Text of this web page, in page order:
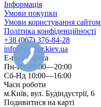
Інформація
Умови покупки
Умови користування сайтом
Політика конфіденційності
+38 (067) 376-84-28
info@gerbor.kiev.ua
E-mail адреса
Пн-Пт 09:00—20:00
Сб-Нд 10:00—16:00
Часи роботи
м.Київ, вул. Будіндустрії, 6
Подивитися на карті